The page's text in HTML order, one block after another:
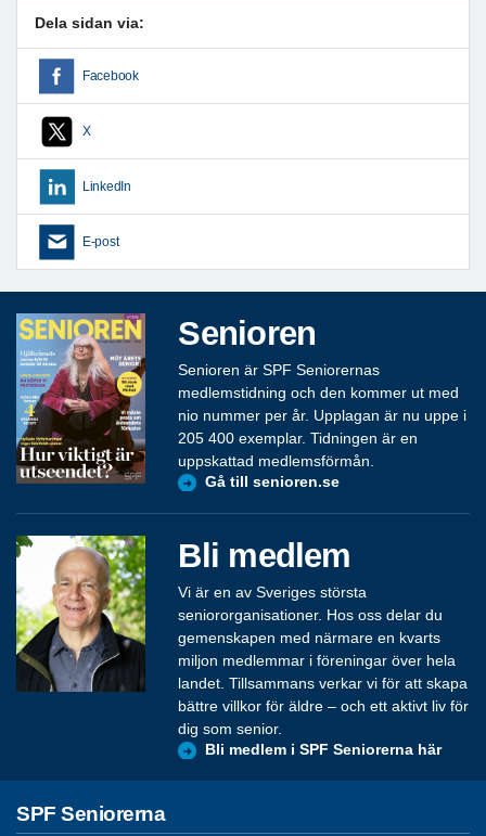
Dela sidan via:
Facebook
X
LinkedIn
E-post
Senioren
Senioren är SPF Seniorernas
medlemstidning och den kommer ut med
nio nummer per år. Upplagan är nu uppe i
205 400 exemplar. Tidningen är en
uppskattad medlemsförmån.
Gå till senioren.se
Bli medlem
Vi är en av Sveriges största
seniororganisationer. Hos oss delar du
gemenskapen med närmare en kvarts
miljon medlemmar i föreningar över hela
landet. Tillsammans verkar vi för att skapa
bättre villkor för äldre – och ett aktivt liv för
dig som senior.
Bli medlem i SPF Seniorerna här
SPF Seniorerna